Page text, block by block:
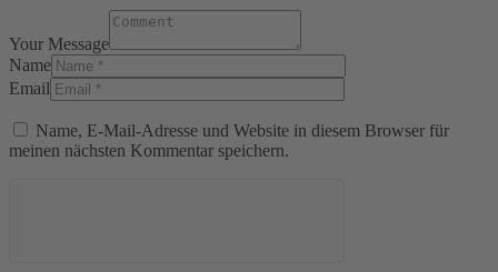
Your Message
Name
Email
Name, E-Mail-Adresse und Website in diesem Browser für
meinen nächsten Kommentar speichern.